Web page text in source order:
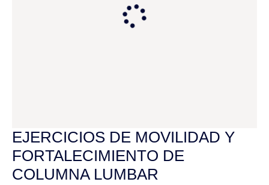
EJERCICIOS DE MOVILIDAD Y
FORTALECIMIENTO DE
COLUMNA LUMBAR